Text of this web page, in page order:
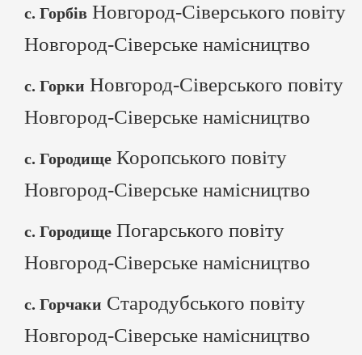
с. Горбів Новгород-Сіверського повіту
Новгород-Сіверське намісництво
с. Горки Новгород-Сіверського повіту
Новгород-Сіверське намісництво
с. Городище Коропського повіту
Новгород-Сіверське намісництво
с. Городище Погарського повіту
Новгород-Сіверське намісництво
с. Горчаки Стародубського повіту
Новгород-Сіверське намісництво